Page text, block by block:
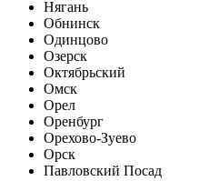
Нягань
Обнинск
Одинцово
Озерск
Октябрьский
Омск
Орел
Оренбург
Орехово-Зуево
Орск
Павловский Посад